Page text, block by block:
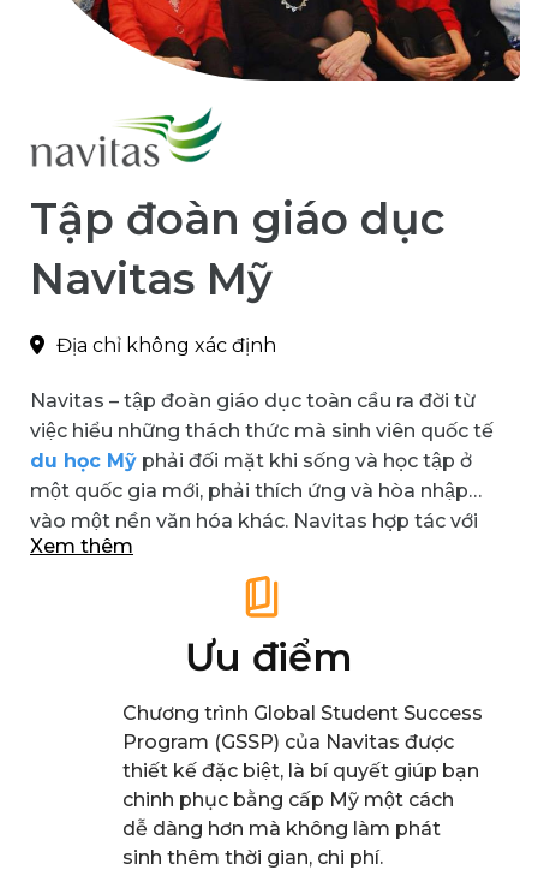
Tập đoàn giáo dục
Navitas Mỹ
Địa chỉ không xác định
Navitas – tập đoàn giáo dục toàn cầu ra đời từ
việc hiểu những thách thức mà sinh viên quốc tế
du học Mỹ phải đối mặt khi sống và học tập ở
một quốc gia mới, phải thích ứng và hòa nhập
vào một nền văn hóa khác. Navitas hợp tác với
các trường đại học danh tiếng khắp thế giới, đặc
biệt ở các quốc gia học thuật như Mỹ, Canada,
Anh, Úc, New Zealand, Hà Lan… cung cấp giải
pháp học tập hiệu quả cho sinh viên.
Xem thêm
Ưu điểm
Chương trình Global Student Success
Program (GSSP) của Navitas được
thiết kế đặc biệt, là bí quyết giúp bạn
chinh phục bằng cấp Mỹ một cách
dễ dàng hơn mà không làm phát
sinh thêm thời gian, chi phí.